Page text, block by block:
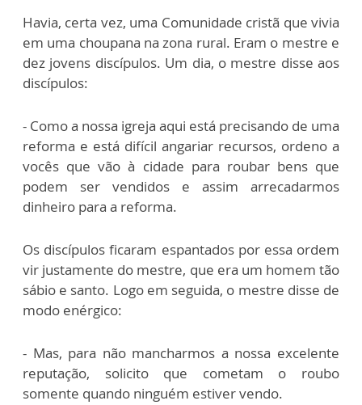
Havia, certa vez, uma Comunidade cristã que vivia
em uma choupana na zona rural. Eram o mestre e
dez jovens discípulos. Um dia, o mestre disse aos
discípulos:
- Como a nossa igreja aqui está precisando de uma
reforma e está difícil angariar recursos, ordeno a
vocês que vão à cidade para roubar bens que
podem ser vendidos e assim arrecadarmos
dinheiro para a reforma.
Os discípulos ficaram espantados por essa ordem
vir justamente do mestre, que era um homem tão
sábio e santo. Logo em seguida, o mestre disse de
modo enérgico:
- Mas, para não mancharmos a nossa excelente
reputação, solicito que cometam o roubo
somente quando ninguém estiver vendo.